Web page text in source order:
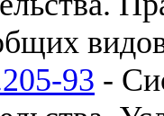
93 -